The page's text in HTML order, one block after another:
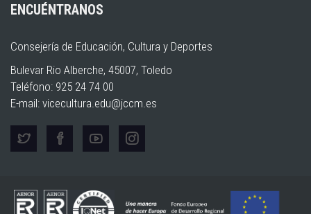
ENCUÉNTRANOS
Consejería de Educación, Cultura y Deportes
Bulevar Rio Alberche, 45007, Toledo
Teléfono: 925 24 74 00
E-mail: vicecultura.edu@jccm.es